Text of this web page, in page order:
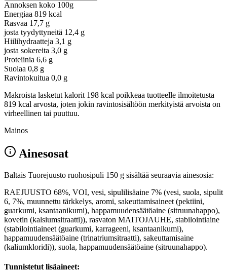
Annoksen koko 100g
Energiaa 819 kcal
Rasvaa 17,7 g
josta tyydyttyneitä 12,4 g
Hiilihydraatteja 3,1 g
josta sokereita 3,0 g
Proteiinia 6,6 g
Suolaa 0,8 g
Ravintokuitua 0,0 g
Makroista lasketut kalorit 198 kcal poikkeaa tuotteelle ilmoitetusta
819 kcal arvosta, joten jokin ravintosisältöön merkityistä arvoista on
virheellinen tai puuttuu.
Mainos
Ainesosat
Baltais Tuorejuusto ruohosipuli 150 g sisältää seuraavia ainesosia:
RAEJUUSTO 68%, VOI, vesi, sipulilisäaine 7% (vesi, suola, sipulit
6, 7%, muunnettu tärkkelys, aromi, sakeuttamisaineet (pektiini,
guarkumi, ksantaanikumi), happamuudensäätöaine (sitruunahappo),
kovetin (kalsiumsitraatti)), rasvaton MAITOJAUHE, stabilointiaine
(stabilointiaineet (guarkumi, karrageeni, ksantaanikumi),
happamuudensäätöaine (trinatriumsitraatti), sakeuttamisaine
(kaliumkloridi)), suola, happamuudensäätöaine (sitruunahappo).
Tunnistetut lisäaineet: